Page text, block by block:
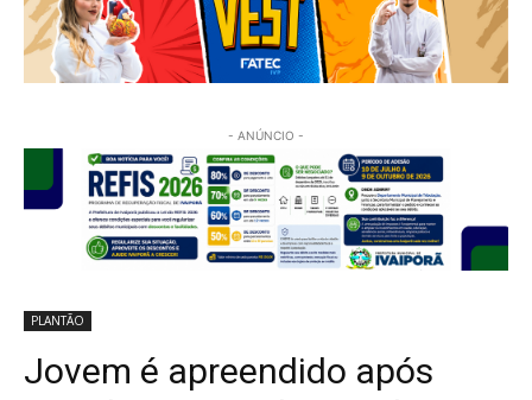
- ANÚNCIO -
PLANTÃO
Jovem é apreendido após